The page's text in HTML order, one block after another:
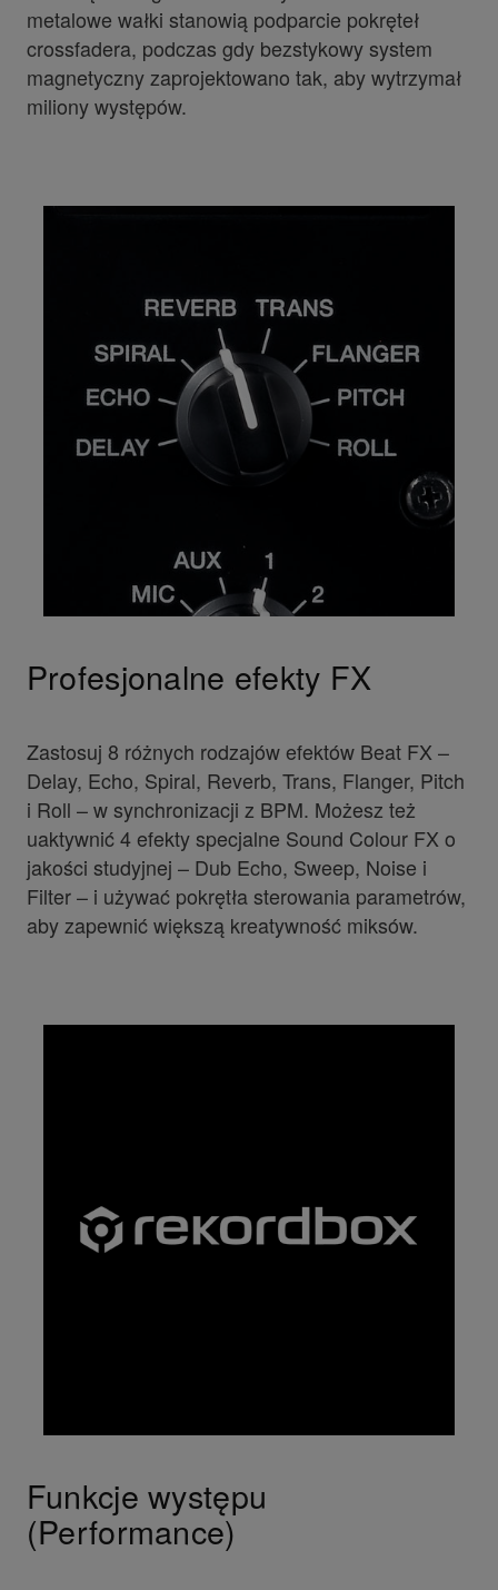
metalowe wałki stanowią podparcie pokręteł
crossfadera, podczas gdy bezstykowy system
magnetyczny zaprojektowano tak, aby wytrzymał
miliony występów.
Profesjonalne efekty FX
Zastosuj 8 różnych rodzajów efektów Beat FX –
Delay, Echo, Spiral, Reverb, Trans, Flanger, Pitch
i Roll – w synchronizacji z BPM. Możesz też
uaktywnić 4 efekty specjalne Sound Colour FX o
jakości studyjnej – Dub Echo, Sweep, Noise i
Filter – i używać pokrętła sterowania parametrów,
aby zapewnić większą kreatywność miksów.
Funkcje występu
(Performance)